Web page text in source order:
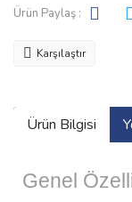
Ürün Paylaş :
Karşılaştır
Ürün Bilgisi
Genel